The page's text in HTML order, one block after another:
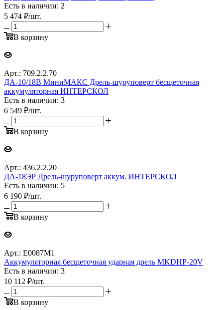
Есть в наличии: 2
5 474 ₽/шт.
В корзину
Арт.: 709.2.2.70
ДА-10/18В МиниМАКС Дрель-шуруповерт бесщеточная
аккумуляторная ИНТЕРСКОЛ
Есть в наличии: 3
6 549 ₽/шт.
В корзину
Арт.: 436.2.2.20
ДА-18ЭР Дрель-шуруповерт аккум. ИНТЕРСКОЛ
Есть в наличии: 5
6 190 ₽/шт.
В корзину
Арт.: E0087M1
Аккумуляторная бесщеточная ударная дрель MKDHP-20V
Есть в наличии: 3
10 112 ₽/шт.
В корзину